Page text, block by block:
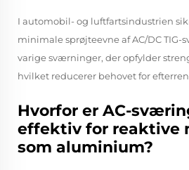
I automobil- og luftfartsindustrien
minimale sprøjteevne af AC/DC
varige sværninger, der opfylder
hvilket reducerer behovet for
Hvorfor er AC-
effektiv for reaktive
som aluminium?